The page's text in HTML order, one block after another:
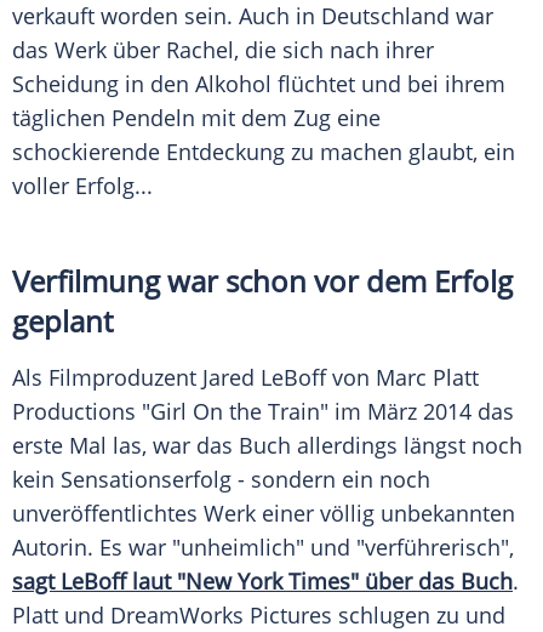
verkauft worden sein. Auch in Deutschland war
das Werk über Rachel, die sich nach ihrer
Scheidung in den Alkohol flüchtet und bei ihrem
täglichen Pendeln mit dem Zug eine
schockierende Entdeckung zu machen glaubt, ein
voller Erfolg...
Verfilmung war schon vor dem Erfolg
geplant
Als Filmproduzent Jared LeBoffvon Marc Platt
Productions "Girl On the Train" im März 2014 das
erste Mal las, war das Buch allerdings längst noch
kein Sensationserfolg - sondern ein noch
unveröffentlichtes Werk einer völlig unbekannten
Autorin. Es war "unheimlich" und "verführerisch",
sagt LeBoff laut "New York Times" über das Buch.
Platt und DreamWorks Pictures schlugen zu und